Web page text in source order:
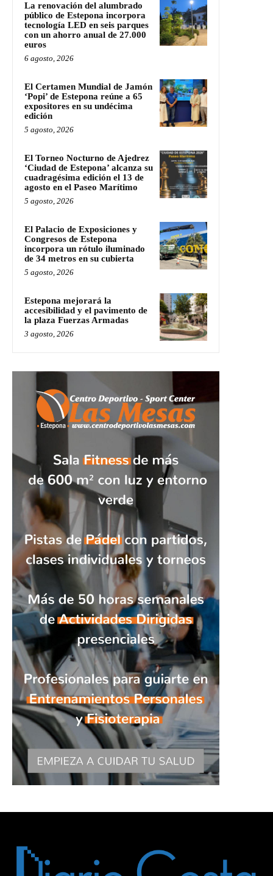
La renovación del alumbrado
público de Estepona incorpora
tecnología LED en seis parques
con un ahorro anual de 27.000
euros
6 agosto, 2026
El Certamen Mundial de Jamón
‘Popi’ de Estepona reúne a 65
expositores en su undécima
edición
5 agosto, 2026
El Torneo Nocturno de Ajedrez
‘Ciudad de Estepona’ alcanza su
cuadragésima edición el 13 de
agosto en el Paseo Marítimo
5 agosto, 2026
El Palacio de Exposiciones y
Congresos de Estepona
incorpora un rótulo iluminado
de 34 metros en su cubierta
5 agosto, 2026
Estepona mejorará la
accesibilidad y el pavimento de
la plaza Fuerzas Armadas
3 agosto, 2026